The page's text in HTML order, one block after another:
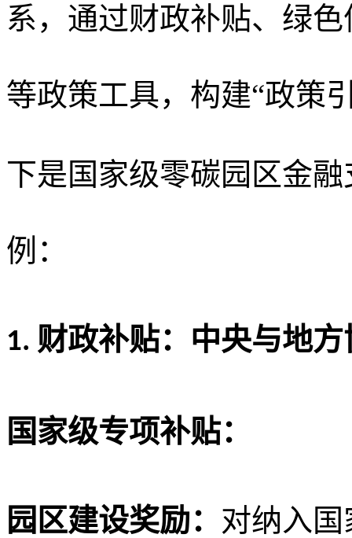
系，通过财政补贴、绿
等政策工具，构建“政策
下是国家级零碳园区金
例：
1. 财政补贴：中央与地
国家级专项补贴：
园区建设奖励： 对纳入